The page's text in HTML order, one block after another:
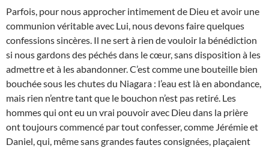
Parfois, pour nous approcher intimement de Dieu et avoir une
communion véritable avec Lui, nous devons faire quelques
confessions sincères. Il ne sert à rien de vouloir la bénédiction
si nous gardons des péchés dans le cœur, sans disposition à les
admettre et à les abandonner. C’est comme une bouteille bien
bouchée sous les chutes du Niagara : l’eau est là en abondance,
mais rien n’entre tant que le bouchon n’est pas retiré. Les
hommes qui ont eu un vrai pouvoir avec Dieu dans la prière
ont toujours commencé par tout confesser, comme Jérémie et
Daniel, qui, même sans grandes fautes consignées, plaçaient